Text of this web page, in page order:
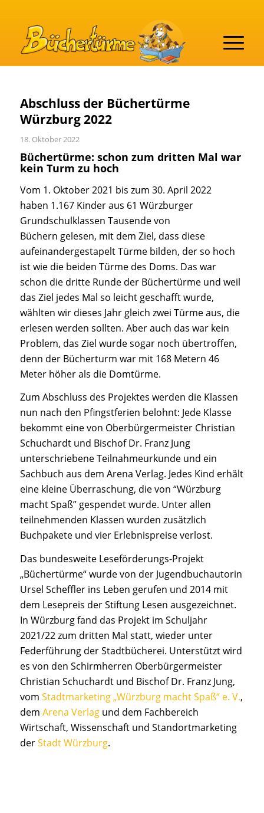
Abschluss der Büchertürme
Würzburg 2022
18. Oktober 2022
Büchertürme: schon zum dritten Mal war
kein Turm zu hoch
Vom 1. Oktober 2021 bis zum 30. April 2022
haben 1.167 Kinder aus 61 Würzburger
Grundschulklassen Tausende von
Büchern gelesen, mit dem Ziel, dass diese
aufeinandergestapelt Türme bilden, der so hoch
ist wie die beiden Türme des Doms. Das war
schon die dritte Runde der Büchertürme und weil
das Ziel jedes Mal so leicht geschafft wurde,
wählten wir dieses Jahr gleich zwei Türme aus, die
erlesen werden sollten. Aber auch das war kein
Problem, das Ziel wurde sogar noch übertroffen,
denn der Bücherturm war mit 168 Metern 46
Meter höher als die Domtürme.
Zum Abschluss des Projektes werden die Klassen
nun nach den Pfingstferien belohnt: Jede Klasse
bekommt eine von Oberbürgermeister Christian
Schuchardt und Bischof Dr. Franz Jung
unterschriebene Teilnahmeurkunde und ein
Sachbuch aus dem Arena Verlag. Jedes Kind erhält
eine kleine Überraschung, die von “Würzburg
macht Spaß” gespendet wurde. Unter allen
teilnehmenden Klassen wurden zusätzlich
Buchpakete und vier Erlebnispreise verlost.
Das bundesweite Leseförderungs-Projekt
„Büchertürme“ wurde von der Jugendbuchautorin
Ursel Scheffler ins Leben gerufen und 2014 mit
dem Lesepreis der Stiftung Lesen ausgezeichnet.
In Würzburg fand das Projekt im Schuljahr
2021/22 zum dritten Mal statt, wieder unter
Federführung der Stadtbücherei. Unterstützt wird
es von den Schirmherren Oberbürgermeister
Christian Schuchardt und Bischof Dr. Franz Jung,
vom Stadtmarketing „Würzburg macht Spaß“ e. V.,
dem Arena Verlagund dem Fachbereich
Wirtschaft, Wissenschaft und Standortmarketing
derStadt Würzburg.